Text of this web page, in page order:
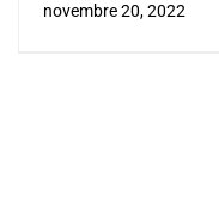
M.BOUGAMOUZA
novembre 20, 2022